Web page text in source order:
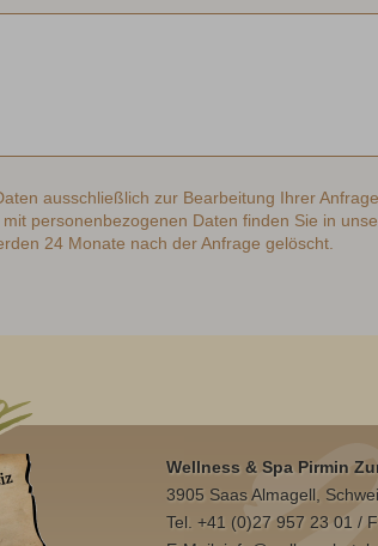
ausschließlich zur Bearbeitung Ihrer
personenbezogenen Daten finden Sie in
24 Monate nach der Anfrage gelöscht.
Wellness & Spa Pirmin
3905 Saas Almagell,
Tel. +41 (0)27 957 23 01 /